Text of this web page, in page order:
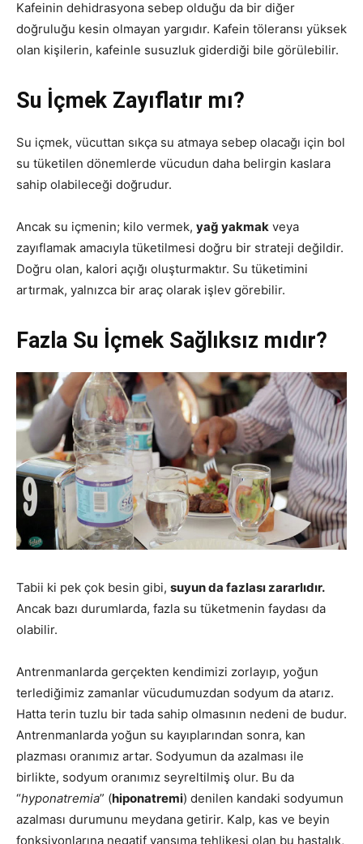
Kafeinin dehidrasyona sebep olduğu da bir diğer
doğruluğu kesin olmayan yargıdır. Kafein töleransı yüksek
olan kişilerin, kafeinle susuzluk giderdiği bile görülebilir.
Su İçmek Zayıflatır mı?
Su içmek, vücuttan sıkça su atmaya sebep olacağı için bol
su tüketilen dönemlerde vücudun daha belirgin kaslara
sahip olabileceği doğrudur.
Ancak su içmenin; kilo vermek, yağ yakmak veya
zayıflamak amacıyla tüketilmesi doğru bir strateji değildir.
Doğru olan, kalori açığı oluşturmaktır. Su tüketimini
artırmak, yalnızca bir araç olarak işlev görebilir.
Fazla Su İçmek Sağlıksız mıdır?
Tabii ki pek çok besin gibi, suyun da fazlası zararlıdır.
Ancak bazı durumlarda, fazla su tüketmenin faydası da
olabilir.
Antrenmanlarda gerçekten kendimizi zorlayıp, yoğun
terlediğimiz zamanlar vücudumuzdan sodyum da atarız.
Hatta terin tuzlu bir tada sahip olmasının nedeni de budur.
Antrenmanlarda yoğun su kayıplarından sonra, kan
plazması oranımız artar. Sodyumun da azalması ile
birlikte, sodyum oranımız seyreltilmiş olur. Bu da
“hyponatremia” (hiponatremi) denilen kandaki sodyumun
azalması durumunu meydana getirir. Kalp, kas ve beyin
fonksiyonlarına negatif yansıma tehlikesi olan bu hastalık,